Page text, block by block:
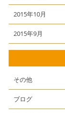
2015年10月
2015年9月
その他
ブログ